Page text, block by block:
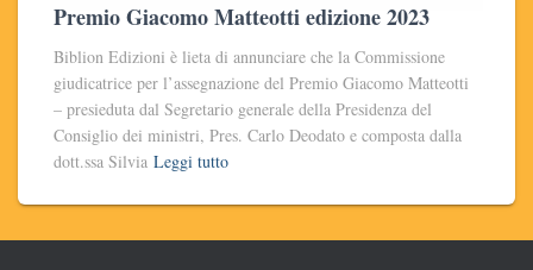
Premio Giacomo Matteotti edizione 2023
Biblion Edizioni è lieta di annunciare che la Commissione
giudicatrice per l’assegnazione del Premio Giacomo Matteotti
– presieduta dal Segretario generale della Presidenza del
Consiglio dei ministri, Pres. Carlo Deodato e composta dalla
dott.ssa Silvia Leggi tutto